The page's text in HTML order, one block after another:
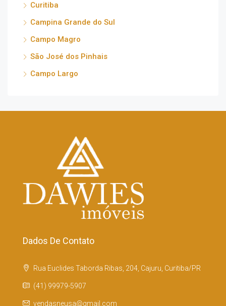
Curitiba
Campina Grande do Sul
Campo Magro
São José dos Pinhais
Campo Largo
Dados De Contato
Rua Euclides Taborda Ribas, 204, Cajuru, Curitiba/PR
(41) 99979-5907
vendasneusa@gmail.com